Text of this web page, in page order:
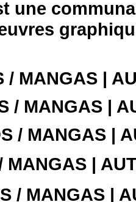
une
/ MANGAS |
/ MANGAS |
/ MANGAS |
|
/ MANGAS |